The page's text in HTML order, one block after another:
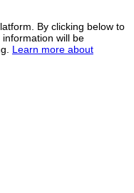
By clicking below to
will be
Learn more about